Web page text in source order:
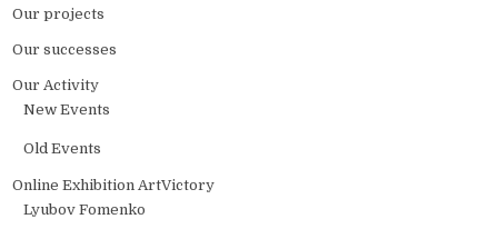
Our projects
Our successes
Our Activity
New Events
Old Events
Online Exhibition ArtVictory
Lyubov Fomenko